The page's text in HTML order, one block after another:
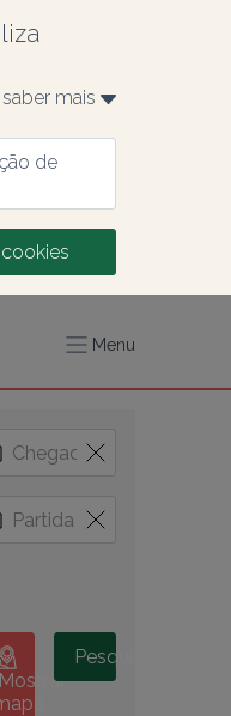
saber mais
de
Menu
Mostrar
Pesquisar